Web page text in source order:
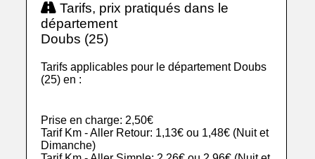
Tarifs, prix pratiqués dans le
département
Doubs (25)
Tarifs applicables pour le département Doubs
(25) en :
Prise en charge: 2,50€
Tarif Km - Aller Retour: 1,13€ ou 1,48€ (Nuit et
Dimanche)